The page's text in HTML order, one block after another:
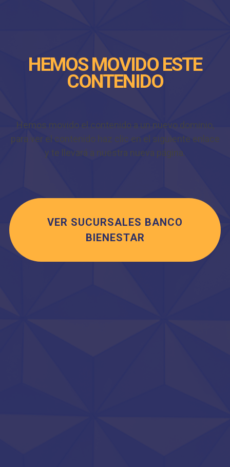
HEMOS MOVIDO ESTE
CONTENIDO
Hemos movido el contenido a un nuevo dominio,
para ver el contenido haz clic en el siguiente enlace
y te llevará a nuestra nueva página.
VER SUCURSALES BANCO
BIENESTAR